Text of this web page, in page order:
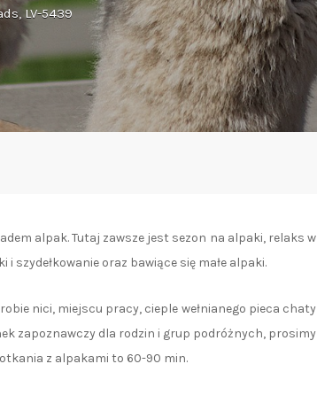
LV-5439
alpak. Tutaj zawsze jest sezon na alpaki, relaks w
szydełkowanie oraz bawiące się małe alpaki.
nici, miejscu pracy, cieple wełnianego pieca chaty
zapoznawczy dla rodzin i grup podróżnych, prosimy
z alpakami to 60-90 min.